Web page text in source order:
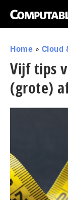
Home » Cloud
Vijf tips
(grote)